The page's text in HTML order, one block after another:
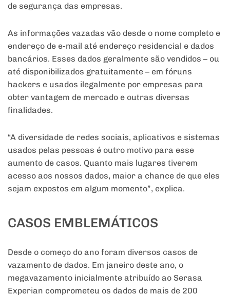
de segurança das empresas.
As informações vazadas vão desde o nome completo e
endereço de e-mail até endereço residencial e dados
bancários. Esses dados geralmente são vendidos – ou
até disponibilizados gratuitamente – em fóruns
hackers e usados ilegalmente por empresas para
obter vantagem de mercado e outras diversas
finalidades.
“A diversidade de redes sociais, aplicativos e sistemas
usados pelas pessoas é outro motivo para esse
aumento de casos. Quanto mais lugares tiverem
acesso aos nossos dados, maior a chance de que eles
sejam expostos em algum momento”, explica.
CASOS EMBLEMÁTICOS
Desde o começo do ano foram diversos casos de
vazamento de dados. Em janeiro deste ano, o
megavazamento inicialmente atribuído ao Serasa
Experian comprometeu os dados de mais de 200